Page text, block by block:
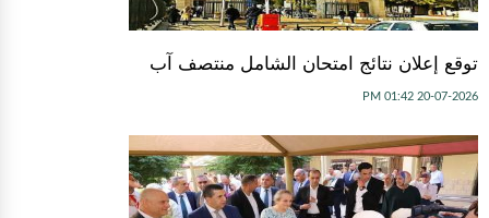
توقع إعلان نتائج امتحان الشامل منتصف آب
20-07-2026 01:42 PM